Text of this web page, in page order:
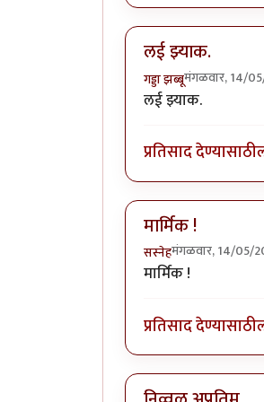
लई झ्याक.
गड्डा झब्बूमंगळवार, 14/
लई झ्याक.
प्रतिसाद देण्यासाठी
मार्मिक !
सस्नेहमंगळवार, 14/05/
मार्मिक !
प्रतिसाद देण्यासाठी